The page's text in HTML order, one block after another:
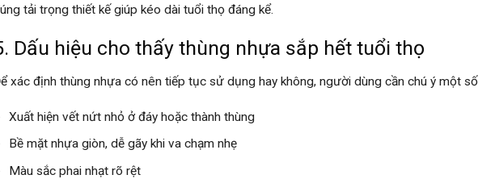
tải trọng thiết kế giúp kéo dài tuổi thọ đáng kể.
Dấu hiệu cho thấy thùng nhựa sắp hết tuổi thọ
xác định thùng nhựa có nên tiếp tục sử dụng hay không, người dùng cần chú ý một số
Xuất hiện vết nứt nhỏ ở đáy hoặc thành thùng
Bề mặt nhựa giòn, dễ gãy khi va chạm nhẹ
Màu sắc phai nhạt rõ rệt